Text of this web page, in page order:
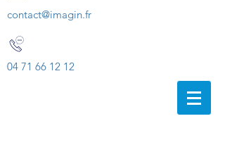
contact@imagin.fr
04 71 66 12 12